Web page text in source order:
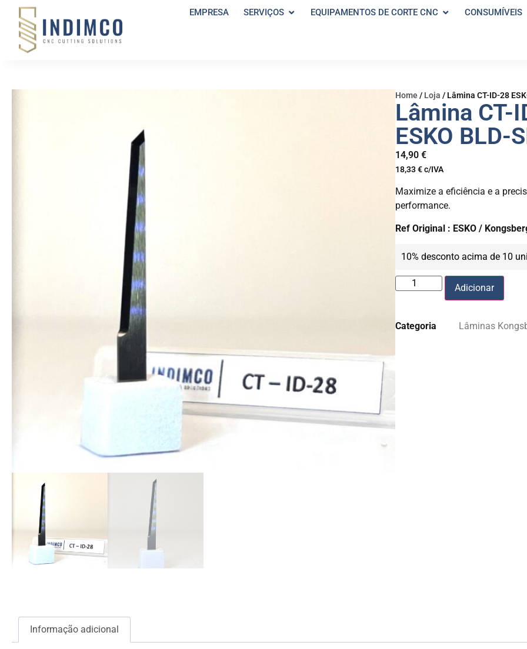
EMPRESA SERVIÇOS EQUIPAMENTOS DE CORTE CNC CONSUMÍVEIS
Home/ Loja / Lâmina CT-ID-28
Lâmina CT-
ESKO BLD-
14,90 €
18,33€c/IVA
Maximize a eficiência e a
performance.
Ref Original : ESKO /
10% desconto acima de 10
Adicionar
Categoria Lâminas
Informação adicional